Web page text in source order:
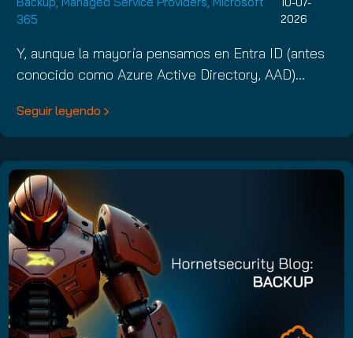
365
2026
Y, aunque la mayoría pensamos en Entra ID (antes
conocido como Azure Active Directory, AAD)…
Seguir leyendo